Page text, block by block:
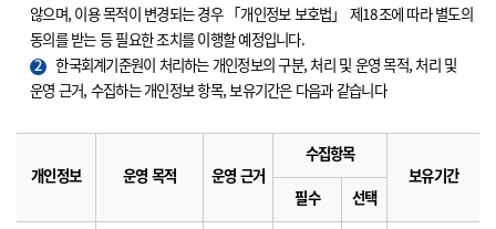
않으며, 이용 목적이 변경되는 경우 「개인정보 보호법」 제18조에 따라 별도의
동의를 받는 등 필요한 조치를 이행할 예정입니다.
2
한국회계기준원이 처리하는 개인정보의 구분, 처리 및 운영 목적, 처리 및
운영 근거, 수집하는 개인정보 항목, 보유기간은 다음과 같습니다
개인정보 운영 목적 운영 근거
수집항목
보유기간
필수
선택